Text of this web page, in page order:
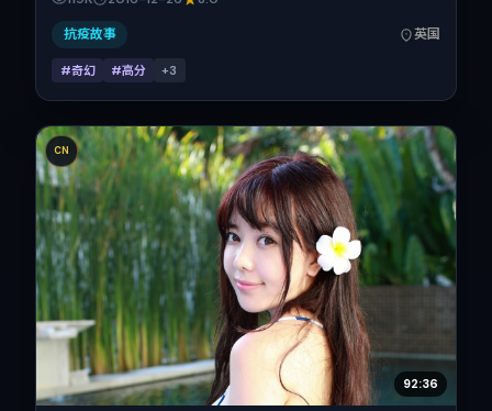
层次丰富。影片定于 2016-12-26 起陆续登陆院线与网络平
台，贺岁档前后公映，片长95分钟。
抗疫故事 英国
#奇幻 #高分 +3
CN
92:36